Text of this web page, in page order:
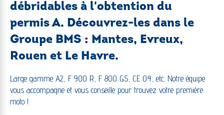
débridables à l'obtention du
permis A. Découvrez-les dans le
Groupe BMS : Mantes, Evreux,
Rouen et Le Havre.
Large gamme A2, F 900 R, F 800 GS, CE 04, etc. Notre équipe
vous accompagne et vous conseille pour trouvez votre première
moto !